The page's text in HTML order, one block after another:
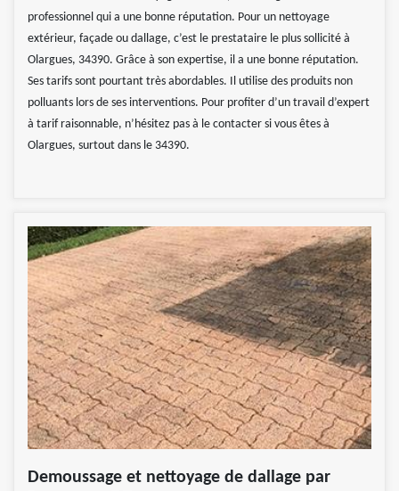
professionnel qui a une bonne réputation. Pour un nettoyage
extérieur, façade ou dallage, c’est le prestataire le plus sollicité à
Olargues, 34390. Grâce à son expertise, il a une bonne réputation.
Ses tarifs sont pourtant très abordables. Il utilise des produits non
polluants lors de ses interventions. Pour profiter d’un travail d’expert
à tarif raisonnable, n’hésitez pas à le contacter si vous êtes à
Olargues, surtout dans le 34390.
Demoussage et nettoyage de dallage par